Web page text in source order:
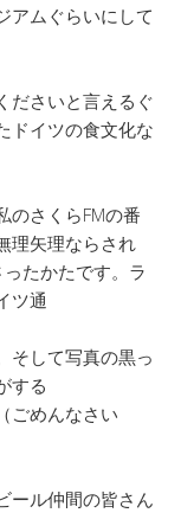
アムぐらいにして
ださいと言えるぐ
ドイツの食文化な
のさくらFMの番
理矢理ならされ
たかたです。ラ
ツ通
そして写真の黒っ
する
ごめんなさい
ール仲間の皆さん